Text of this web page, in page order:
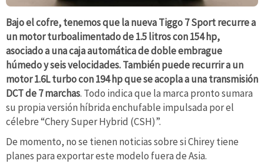
Bajo el cofre, tenemos que la nueva Tiggo 7 Sport recurre a
un motor turboalimentado de 1.5 litros con 154 hp,
asociado a una caja automática de doble embrague
húmedo y seis velocidades. También puede recurrir a un
motor 1.6L turbo con 194 hp que se acopla a una transmisión
DCT de 7 marchas. Todo indica que la marca pronto sumara
su propia versión híbrida enchufable impulsada por el
célebre “Chery Super Hybrid (CSH)”.
De momento, no se tienen noticias sobre si Chirey tiene
planes para exportar este modelo fuera de Asia.